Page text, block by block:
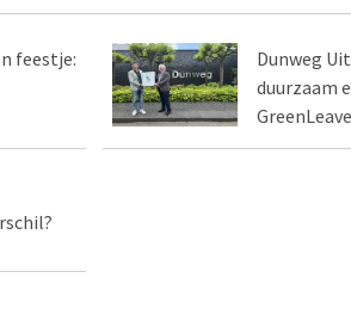
feestje:
Dunweg
duurzaam
GreenLeave